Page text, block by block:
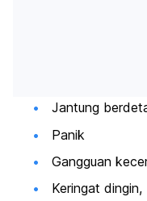
Jantung
Panik
Gangguan
Keringat